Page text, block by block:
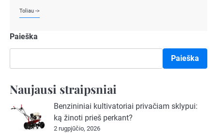
Toliau ->
Paieška
Paieška
Naujausi straipsniai
Benzininiai kultivatoriai privačiam sklypui:
ką žinoti prieš perkant?
2 rugpjūčio, 2026